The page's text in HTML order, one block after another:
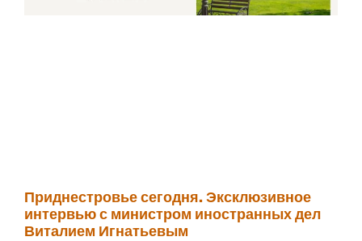
Приднестровье сегодня. Эксклюзивное
интервью с министром иностранных дел
Виталием Игнатьевым